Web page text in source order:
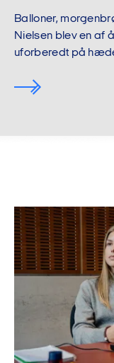
Balloner,
Nielsen blev en af
uforberedt på